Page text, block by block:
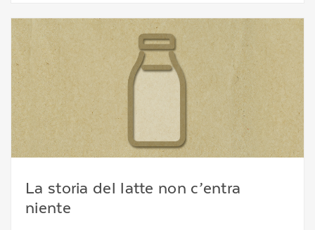
La storia del latte non c’entra
niente